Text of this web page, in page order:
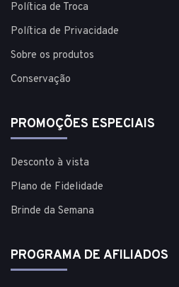
Política de Troca
Política de Privacidade
Sobre os produtos
Conservação
PROMOÇÕES ESPECIAIS
Desconto à vista
Plano de Fidelidade
Brinde da Semana
PROGRAMA DE AFILIADOS